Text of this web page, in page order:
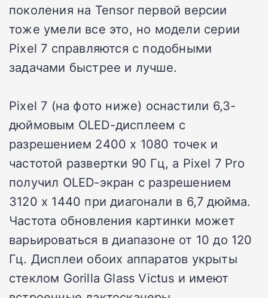
поколения на Tensor первой версии
тоже умели все это, но модели серии
Pixel 7 справляются с подобными
задачами быстрее и лучше.
Pixel 7 (на фото ниже) оснастили 6,3-
дюймовым OLED-дисплеем с
разрешением 2400 x 1080 точек и
частотой развертки 90 Гц, а Pixel 7 Pro
получил OLED-экран с разрешением
3120 х 1440 при диагонали в 6,7 дюйма.
Частота обновления картинки может
варьироваться в диапазоне от 10 до 120
Гц. Дисплеи обоих аппаратов укрыты
стеклом Gorilla Glass Victus и имеют